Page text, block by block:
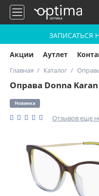
ЗАПИСАТЬСЯ
Акции Аутлет
Главная Каталог
Оправа Donna Karan
Новинка
Отзывов еще